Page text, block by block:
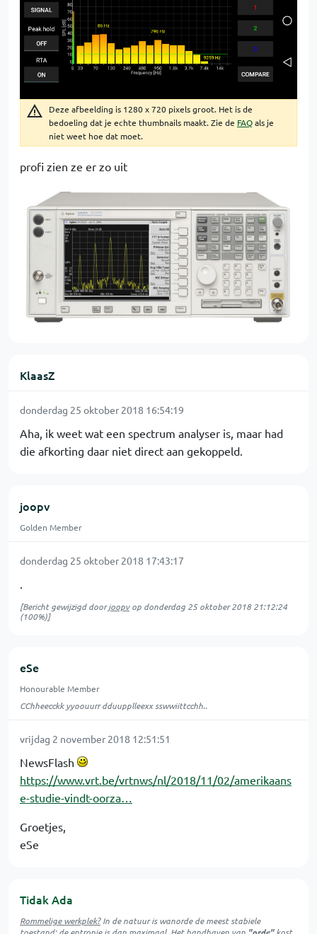
Deze afbeelding is 1280 x 720 pixels groot. Het is de
bedoeling dat je echte thumbnails maakt. Zie de FAQals je
niet weet hoe dat moet.
profi zien ze er zo uit
KlaasZ
donderdag 25 oktober 2018 16:54:19
Aha, ik weet wat een spectrum analyser is, maar had
die afkorting daar niet direct aan gekoppeld.
joopv
Golden Member
donderdag 25 oktober 2018 17:43:17
[Bericht gewijzigd doorjoopvop donderdag 25 oktober 2018 21:12:24
(100%)]
eSe
Honourable Member
CChheecckk yyoouurr dduupplleexx sswwiittcchh..
vrijdag 2 november 2018 12:51:51
NewsFlash
https://www.vrt.be/vrtnws/nl/2018/11/02/amerikaans
e-studie-vindt-oorza…
Groetjes,
eSe
Tidak Ada
Rommelige werkplek?In de natuur iswanordede meest stabiele
toestand; de entropie is dan maximaal. Het handhaven van "orde"kost